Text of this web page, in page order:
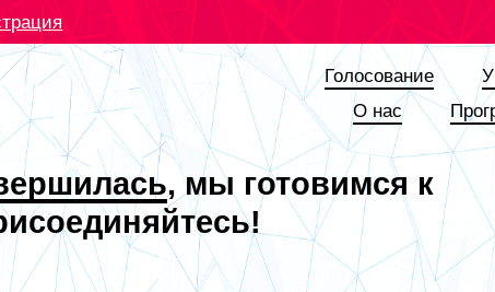
Голосование
О наc
, мы готовимся к